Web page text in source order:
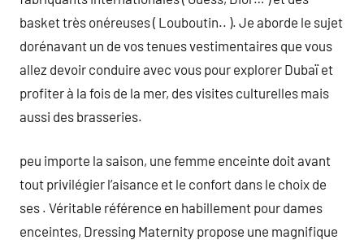
basket très onéreuses ( Louboutin.. ). Je aborde le sujet
dorénavant un de vos tenues vestimentaires que vous
allez devoir conduire avec vous pour explorer Dubaï et
profiter à la fois de la mer, des visites culturelles mais
aussi des brasseries.
peu importe la saison, une femme enceinte doit avant
tout privilégier l’aisance et le confort dans le choix de
ses . Véritable référence en habillement pour dames
enceintes, Dressing Maternity propose une magnifique